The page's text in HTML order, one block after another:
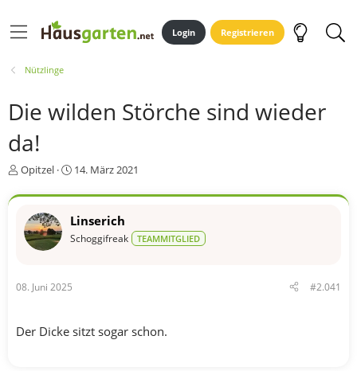
Login Registrieren
Nützlinge
Die wilden Störche sind wieder
da!
E
s
e
r
Opitzel
E
s
e
l
14. März 2021
Linserich
Schoggifreak TEAMMITGLIED
08. Juni 2025 #2.041
Der Dicke sitzt sogar schon.